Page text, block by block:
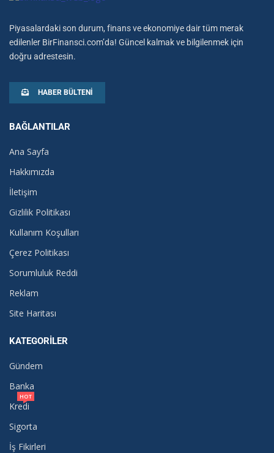
Piyasalardaki son durum, finans ve ekonomiye dair tüm merak
edilenler BirFinansci.com’da! Güncel kalmak ve bilgilenmek için
doğru adrestesin.
HABER BÜLTENI
BAĞLANTILAR
Ana Sayfa
Hakkımızda
İletişim
Gizlilik Politikası
Kullanım Koşulları
Çerez Politikası
Sorumluluk Reddi
Reklam
Site Haritası
KATEGORILER
Gündem
Banka
Kredi
HOT
Sigorta
İş Fikirleri